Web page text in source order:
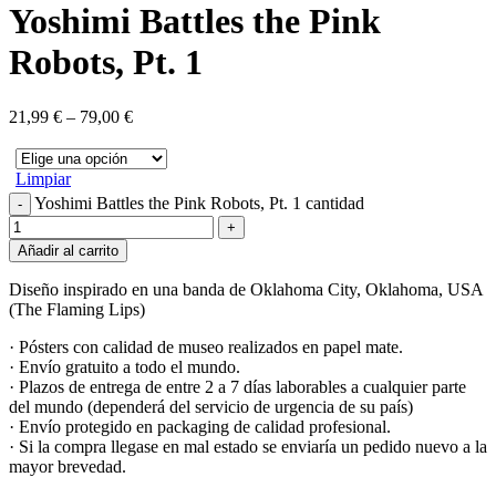
Yoshimi Battles the Pink
Robots, Pt. 1
21,99 € – 79,00 €
Limpiar
Yoshimi Battles the Pink Robots, Pt. 1 cantidad
Añadir al carrito
Diseño inspirado en una banda de Oklahoma City, Oklahoma, USA
(The Flaming Lips)
· Pósters con calidad de museo realizados en papel mate.
· Envío gratuito a todo el mundo.
· Plazos de entrega de entre 2 a 7 días laborables a cualquier parte
del mundo (dependerá del servicio de urgencia de su país)
· Envío protegido en packaging de calidad profesional.
· Si la compra llegase en mal estado se enviaría un pedido nuevo a la
mayor brevedad.